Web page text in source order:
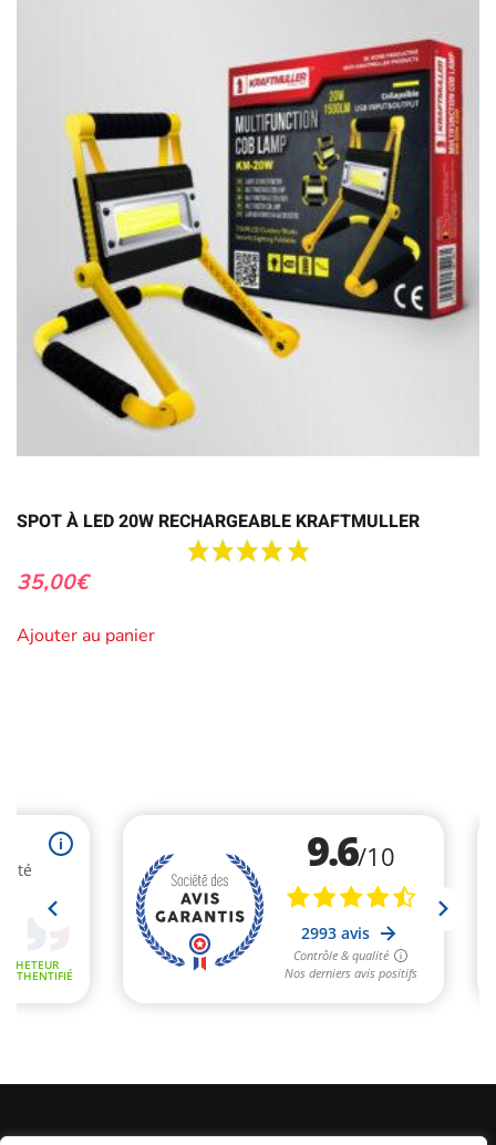
SPOT À LED 20W RECHARGEABLE KRAFTMULLER
35,00€
Ajouter au panier